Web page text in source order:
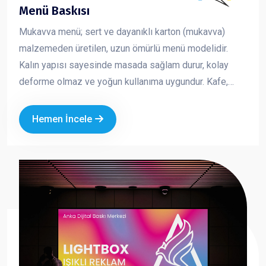
Menü Baskısı
Mukavva menü; sert ve dayanıklı karton (mukavva)
malzemeden üretilen, uzun ömürlü menü modelidir.
Kalın yapısı sayesinde masada sağlam durur, kolay
deforme olmaz ve yoğun kullanıma uygundur. Kafe,
pratik bir çözümdür. Marka kimliğinizi güçlü ve düzenli
bir şekilde yansıtmanıza yardımcı olur.
Hemen İncele